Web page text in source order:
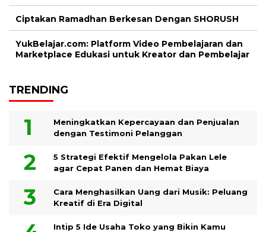
Ciptakan Ramadhan Berkesan Dengan SHORUSH
YukBelajar.com: Platform Video Pembelajaran dan
Marketplace Edukasi untuk Kreator dan Pembelajar
TRENDING
Meningkatkan Kepercayaan dan Penjualan
dengan Testimoni Pelanggan
5 Strategi Efektif Mengelola Pakan Lele
agar Cepat Panen dan Hemat Biaya
Cara Menghasilkan Uang dari Musik: Peluang
Kreatif di Era Digital
Intip 5 Ide Usaha Toko yang Bikin Kamu